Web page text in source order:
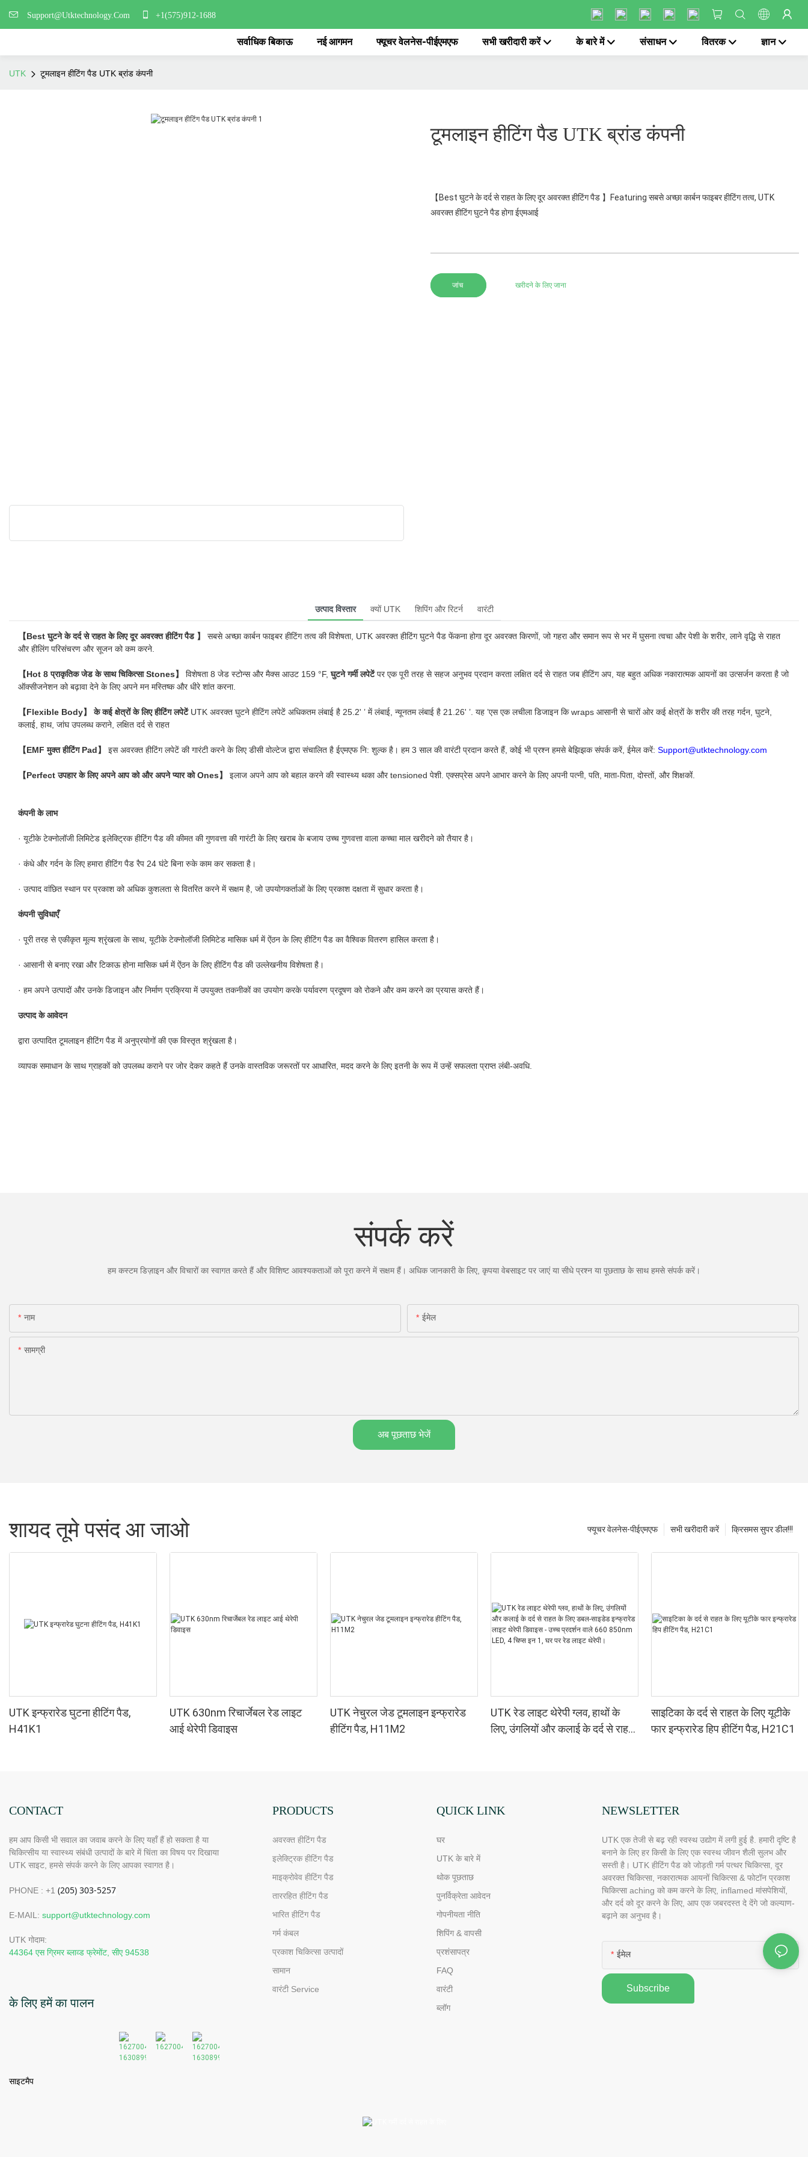
Support@Utktechnology.Com +1(575)912-1688
सर्वाधिक बिकाऊ नई आगमन फ्यूचर वेलनेस-पीईएमएफ सभी खरीदारी करें के बारे में संसाधन वितरक ज्ञान
UTK टूमलाइन हीटिंग पैड UTK ब्रांड कंपनी
टूमलाइन हीटिंग पैड UTK ब्रांड कंपनी
【Best घुटने के दर्द से राहत के लिए दूर अवरक्त हीटिंग पैड 】Featuring सबसे अच्छा कार्बन फाइबर हीटिंग तत्व, UTK
अवरक्त हीटिंग घुटने पैड होगा ईएमआई
जांच खरीदने के लिए जाना
उत्पाद विस्तार क्यों UTK शिपिंग और रिटर्न वारंटी
【Best घुटने के दर्द से राहत के लिए दूर अवरक्त हीटिंग पैड 】 सबसे अच्छा कार्बन फाइबर हीटिंग तत्व की विशेषता, UTK अवरक्त हीटिंग घुटने पैड फेंकना होगा दूर अवरक्त किरणों, जो गहरा और समान रूप से भर में घुसना त्वचा और पेशी के शरीर, लाने वृद्धि से राहत
और हीलिंग परिसंचरण और सूजन को कम करने.
【Hot 8 प्राकृतिक जेड के साथ चिकित्सा Stones】 विशेषता 8 जेड स्टोन्स और मैक्स आउट 159 °F,घुटने गर्मी लपेटेंपर एक पूरी तरह से सहज अनुभव प्रदान करता लक्षित दर्द से राहत जब हीटिंग अप, यह बहुत अधिक नकारात्मक आयनों का उत्सर्जन करता है जो
ऑक्सीजनेशन को बढ़ावा देने के लिए अपने मन मस्तिष्क और धीरे शांत करना.
【Flexible Body】 के कई क्षेत्रों के लिए हीटिंग लपेटें UTK अवरक्त घुटने हीटिंग लपेटें अधिकतम लंबाई है 25.2' ’ में लंबाई, न्यूनतम लंबाई है 21.26' ’. यह ’एस एक लचीला डिजाइन कि wraps आसानी से चारों ओर कई क्षेत्रों के शरीर की तरह गर्दन, घुटने,
कलाई, हाथ, जांघ उपलब्ध कराने, लक्षित दर्द से राहत
【EMF मुक्त हीटिंग Pad】 इस अवरक्त हीटिंग लपेटें की गारंटी करने के लिए डीसी वोल्टेज द्वारा संचालित है ईएमएफ नि: शुल्क है। हम 3 साल की वारंटी प्रदान करते हैं, कोई भी प्रश्न हमसे बेझिझक संपर्क करें, ईमेल करें: Support@utktechnology.com
【Perfect उपहार के लिए अपने आप को और अपने प्यार को Ones】 इलाज अपने आप को बहाल करने की स्वास्थ्य थका और tensioned पेशी. एक्सप्रेस अपने आभार करने के लिए अपनी पत्नी, पति, माता-पिता, दोस्तों, और शिक्षकों.
कंपनी के लाभ
· यूटीके टेक्नोलॉजी लिमिटेड इलेक्ट्रिक हीटिंग पैड की कीमत की गुणवत्ता की गारंटी के लिए खराब के बजाय उच्च गुणवत्ता वाला कच्चा माल खरीदने को तैयार है।
· कंधे और गर्दन के लिए हमारा हीटिंग पैड रैप 24 घंटे बिना रुके काम कर सकता है।
· उत्पाद वांछित स्थान पर प्रकाश को अधिक कुशलता से वितरित करने में सक्षम है, जो उपयोगकर्ताओं के लिए प्रकाश दक्षता में सुधार करता है।
कंपनी सुविधाएँ
· पूरी तरह से एकीकृत मूल्य श्रृंखला के साथ, यूटीके टेक्नोलॉजी लिमिटेड मासिक धर्म में ऐंठन के लिए हीटिंग पैड का वैश्विक वितरण हासिल करता है।
· आसानी से बनाए रखा और टिकाऊ होना मासिक धर्म में ऐंठन के लिए हीटिंग पैड की उल्लेखनीय विशेषता है।
· हम अपने उत्पादों और उनके डिजाइन और निर्माण प्रक्रिया में उपयुक्त तकनीकों का उपयोग करके पर्यावरण प्रदूषण को रोकने और कम करने का प्रयास करते हैं।
उत्पाद के आवेदन
द्वारा उत्पादित टूमलाइन हीटिंग पैड में अनुप्रयोगों की एक विस्तृत श्रृंखला है।
व्यापक समाधान के साथ ग्राहकों को उपलब्ध कराने पर जोर देकर कहते हैं उनके वास्तविक जरूरतों पर आधारित, मदद करने के लिए इतनी के रूप में उन्हें सफलता प्राप्त लंबी-अवधि.
संपर्क करें
हम कस्टम डिज़ाइन और विचारों का स्वागत करते हैं और विशिष्ट आवश्यकताओं को पूरा करने में सक्षम हैं। अधिक जानकारी के लिए, कृपया वेबसाइट पर जाएं या सीधे प्रश्न या पूछताछ के साथ हमसे संपर्क करें।
नाम ईमेल
सामग्री
अब पूछताछ भेजें
शायद तूमे पसंद आ जाओ क्रिसमस सुपर डील!!!
सभी खरीदारी करें
फ्यूचर वेलनेस-पीईएमएफ
UTK इन्फ्रारेड घुटना हीटिंग पैड,
H41K1
UTK 630nm रिचार्जेबल रेड लाइट
आई थेरेपी डिवाइस
UTK नेचुरल जेड टूमलाइन इन्फ्रारेड
हीटिंग पैड, H11M2
UTK रेड लाइट थेरेपी ग्लव, हाथों के
लिए, उंगलियों और कलाई के दर्द से राहत
साइटिका के दर्द से राहत के लिए यूटीके
फार इन्फ्रारेड हिप हीटिंग पैड, H21C1
CONTACT
हम आप किसी भी सवाल का जवाब करने के लिए यहाँ हैं हो सकता है या
चिकित्सीय या स्वास्थ्य संबंधी उत्पादों के बारे में चिंता का विषय पर दिखाया
UTK साइट, हमसे संपर्क करने के लिए आपका स्वागत है।
PHONE : +1
E-MAIL: support@utktechnology.com
UTK गोदाम:
44364 एस ग्रिमर ब्लाव्ड फ्रेमोंट, सीए 94538
के लिए हमें का पालन
साइटमैप
PRODUCTS
अवरक्त हीटिंग पैड
इलेक्ट्रिक हीटिंग पैड
माइक्रोवेव हीटिंग पैड
ताररहित हीटिंग पैड
भारित हीटिंग पैड
गर्म कंबल
प्रकाश चिकित्सा उत्पादों
सामान
वारंटी Service
QUICK LINK
घर
UTK के बारे में
थोक पूछताछ
पुनर्विक्रेता आवेदन
गोपनीयता नीति
शिपिंग & वापसी
प्रशंसापत्र
FAQ
वारंटी
ब्लॉग
NEWSLETTER
UTK एक तेजी से बढ़ रही स्वस्थ उद्योग में लगी हुई है. हमारी दृष्टि है
बनाने के लिए हर किसी के लिए एक स्वस्थ जीवन शैली सुलभ और
सस्ती है। UTK हीटिंग पैड को जोड़ती गर्म पत्थर चिकित्सा, दूर
अवरक्त चिकित्सा, नकारात्मक आयनों चिकित्सा & फोटॉन प्रकाश
चिकित्सा aching को कम करने के लिए, inflamed मांसपेशियों,
और दर्द को दूर करने के लिए, आप एक जबरदस्त दे देंगे जो कल्याण-
बढ़ाने का अनुभव है।
ईमेल
Subscribe